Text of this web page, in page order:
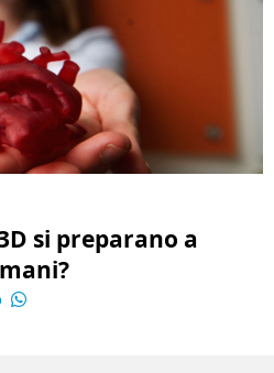
si preparano a